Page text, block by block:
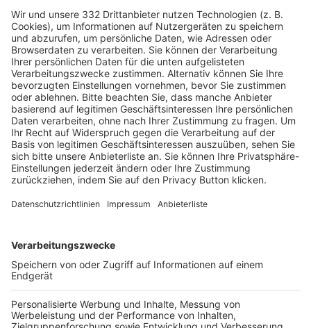
HÄUFIG BESUCHTE SEITEN
Pässe und Vereinswechsel
Trainerausbildung
Schulungsangebot Vereinsmitarbeiter
BFV-Geschäftsstellen
Trainerbörse
Login SpielPlus
FOLGE DEM BFV
TOP-VEREINE